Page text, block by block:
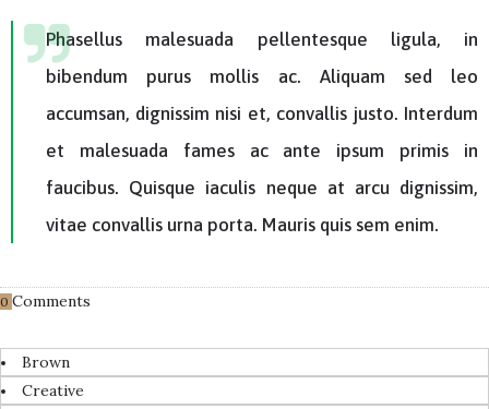
Phasellus malesuada pellentesque ligula, in
bibendum purus mollis ac. Aliquam sed leo
accumsan, dignissim nisi et, convallis justo. Interdum
et malesuada fames ac ante ipsum primis in
faucibus. Quisque iaculis neque at arcu dignissim,
vitae convallis urna porta. Mauris quis sem enim.
0 Comments
Brown
Creative